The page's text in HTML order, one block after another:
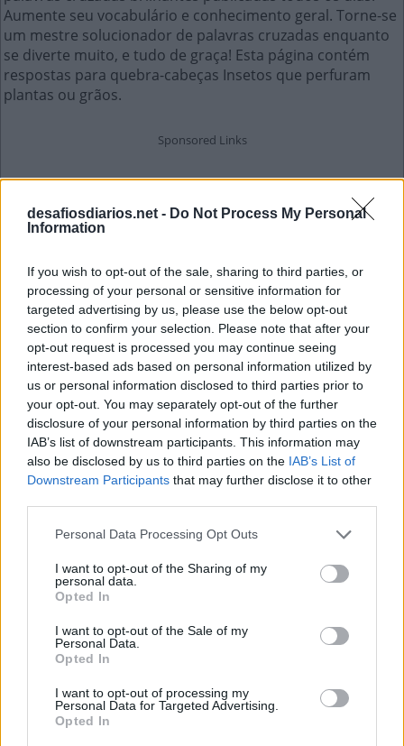
desafiosdiarios.net - Do Not Process My Personal
Information
If you wish to opt-out of the sale, sharing to third parties, or
processing of your personal or sensitive information for
targeted advertising by us, please use the below opt-out
section to confirm your selection. Please note that after your
opt-out request is processed you may continue seeing
interest-based ads based on personal information utilized by
us or personal information disclosed to third parties prior to
your opt-out. You may separately opt-out of the further
disclosure of your personal information by third parties on the
IAB’s list of downstream participants. This information may
also be disclosed by us to third parties on the IAB’s List of
Downstream Participants that may further disclose it to other
Personal Data Processing Opt Outs
I want to opt-out of the Sharing of my
personal data.
Opted In
I want to opt-out of the Sale of my
Personal Data.
Opted In
I want to opt-out of processing my
Personal Data for Targeted Advertising.
Opted In
Aumente seu vocabulário e conhecimento geral. Torne-se
um mestre solucionador de palavras cruzadas enquanto
se diverte muito, e tudo de graça! Esta página contém
respostas para quebra-cabeças Insetos que perfuram
plantas ou grãos.
Insetos que perfuram plantas ou
grãos
R O C